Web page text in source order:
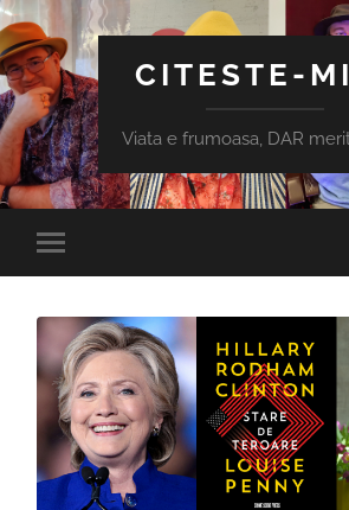
CITESTE-
Viata e frumoasa, DAR
Toggle
mobile